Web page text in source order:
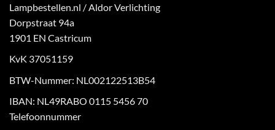
Lampbestellen.nl / Aldor Verlichting
Dorpstraat 94a
1901 EN Castricum
KvK 37051159
BTW-Nummer: NL002122513B54
IBAN: NL49RABO 0115 5456 70
Telefoonnummer